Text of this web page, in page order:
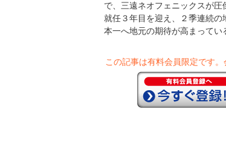
で、三遠ネオフェニックスが
就任３年目を迎え、２季連続
本一へ地元の期待が高まってい
この記事は有料会員限定です。